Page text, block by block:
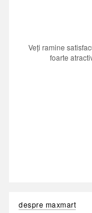
Veți ramine
foarte
despre maxmart